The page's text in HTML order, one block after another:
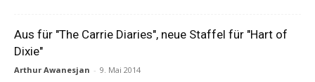
Aus für "The Carrie Diaries", neue Staffel für "Hart of
Dixie"
Arthur Awanesjan - 9. Mai 2014